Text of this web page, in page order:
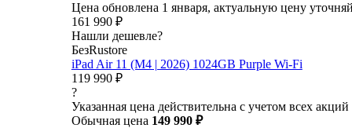
Цена обновлена 1 января, актуальную цену
161 990 ₽
Нашли дешевле?
БезRustore
iPad Air 11 (M4 | 2026) 1024GB Purple Wi-Fi
119 990 ₽
?
Указанная цена действительна с учетом всех акций
Обычная цена 149 990 ₽